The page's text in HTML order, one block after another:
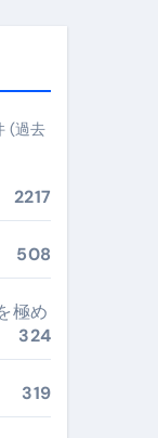
コツと、失敗し
将大
大
将大
(過去
2217
508
極め
324
319